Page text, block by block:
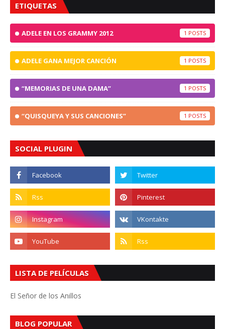
ETIQUETAS
ADELE EN LOS GRAMMY 2012 1
ADELE GANA MEJOR CANCIÓN 1
“MEMORIAS DE UNA DAMA” 1
“QUISQUEYA Y SUS CANCIONES” 1
SOCIAL PLUGIN
LISTA DE PELÍCULAS
El Señor de los Anillos
BLOG POPULAR